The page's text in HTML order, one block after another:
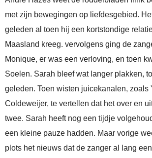
met zijn bewegingen op liefdesgebied.
geleden al toen hij een kortstondige
Maasland kreeg. vervolgens ging de
Monique, er was een verloving, en toen
Soelen. Sarah bleef wat langer plakken,
geleden. Toen wisten juicekanalen, zoals
Coldeweijer, te vertellen dat het over en
twee. Sarah heeft nog een tijdje
een kleine pauze hadden. Maar vorige
plots het nieuws dat de zanger al lang